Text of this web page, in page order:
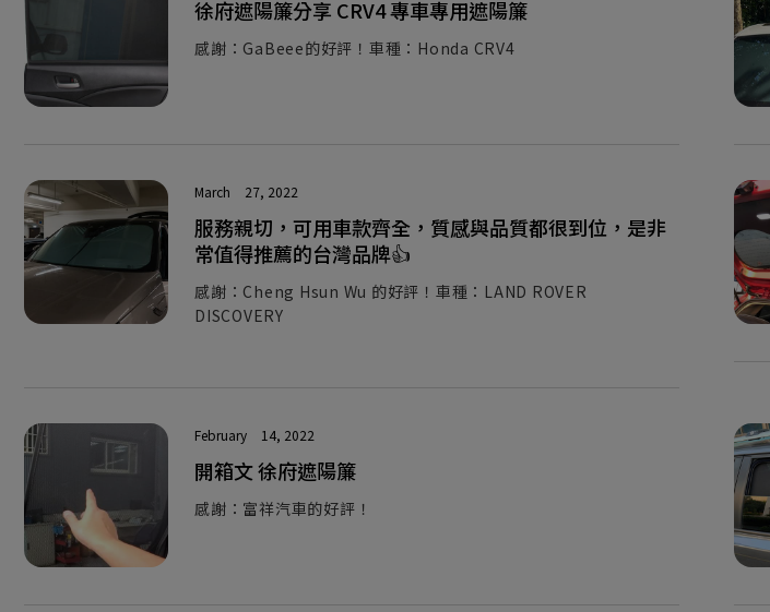
徐府遮陽簾分享 CRV4 專車專用遮陽簾
感謝：GaBeee的好評！車種：Honda CRV4
March 27, 2022
服務親切，可用車款齊全，質感與品質都很到位，是非
常值得推薦的台灣品牌👍
感謝：Cheng Hsun Wu 的好評！車種：LAND ROVER
DISCOVERY
February 14, 2022
開箱文 徐府遮陽簾
感謝：富祥汽車的好評！